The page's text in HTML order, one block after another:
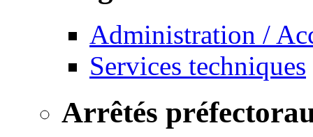
Administration /
Services techniques
Arrêtés